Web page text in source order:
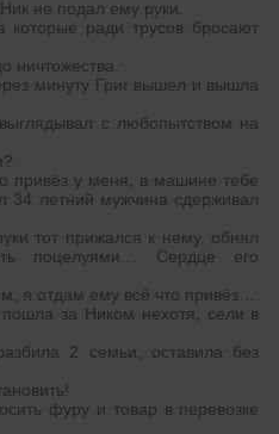
не подал ему руки.
ради трусов бросают
ничтожества.
минуту Григ вышел и вышла
с любопытством на
привёз у меня, в машине тебе
34 летний мужчина сдерживал
тот прижался к нему, обнял
поцелуями… Сердце его
я отдам ему всё что привёз…
за Ником нехотя, сели в
2 семьи, оставила без
фуру и товар в перевозке